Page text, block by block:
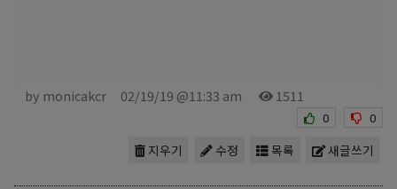
by monicakcr 02/19/19 @11:33 am 1511
0 0
새글쓰기
목록
수정
지우기